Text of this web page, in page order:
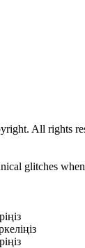
All rights
glitches